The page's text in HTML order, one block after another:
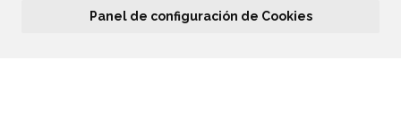
ninguna acción, se guardarán las cookies técnicas
Panel de configuración de Cookies